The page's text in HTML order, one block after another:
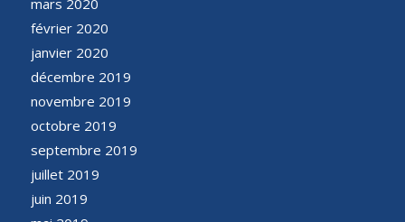
février 2020
janvier 2020
décembre 2019
novembre 2019
octobre 2019
septembre 2019
juillet 2019
juin 2019